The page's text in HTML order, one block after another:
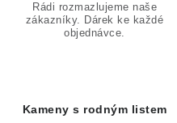
Rádi rozmazlujeme naše
zákazníky. Dárek ke každé
objednávce.
Kameny s rodným listem